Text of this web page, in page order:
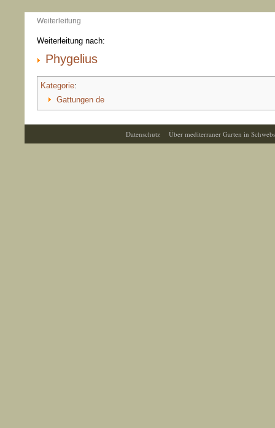
Weiterleitung
Weiterleitung nach:
Phygelius
Kategorie:
Gattungen de
Datenschutz Über mediterraner Garten in